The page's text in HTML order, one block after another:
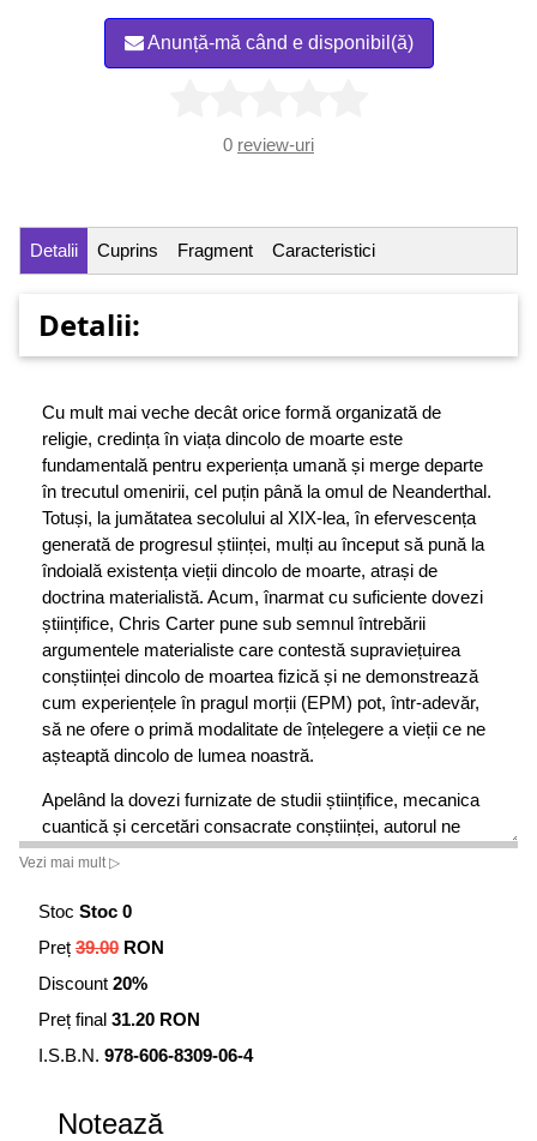
Anunță-mă când e disponibil(ă)
0 review-uri
Detalii Cuprins Fragment Caracteristici
Detalii:
Cu mult mai veche decât orice formă organizată de
religie, credința în viața dincolo de moarte este
fundamentală pentru experiența umană și merge departe
în trecutul omenirii, cel puțin până la omul de Neanderthal.
Totuși, la jumătatea secolului al XIX-lea, în efervescența
generată de progresul științei, mulți au început să pună la
îndoială existența vieții dincolo de moarte, atrași de
doctrina materialistă. Acum, înarmat cu suficiente dovezi
științifice, Chris Carter pune sub semnul întrebării
argumentele materialiste care contestă supraviețuirea
conștiinței dincolo de moartea fizică și ne demonstrează
cum experiențele în pragul morții (EPM) pot, într-adevăr,
să ne ofere o primă modalitate de înțelegere a vieții ce ne
așteaptă dincolo de lumea noastră.
Apelând la dovezi furnizate de studii științifice, mecanica
cuantică și cercetări consacrate conștiinței, autorul ne
arată de ce conștiința nu depinde de existența creierului și
Vezi mai mult ▷
Stoc Stoc 0
Preț 39.00 RON
Discount 20%
Preț final 31.20 RON
I.S.B.N. 978-606-8309-06-4
Notează